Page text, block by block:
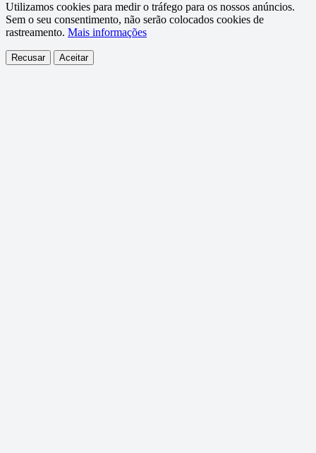
Utilizamos cookies para medir o tráfego para os nossos anúncios.
Sem o seu consentimento, não serão colocados cookies de
rastreamento. Mais informações
Recusar Aceitar